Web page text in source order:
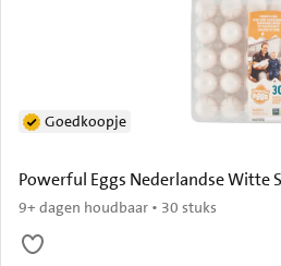
Powerful Eggs Nederlandse Witte
9+ dagen houdbaar • 30 stuks
Goedkoopje